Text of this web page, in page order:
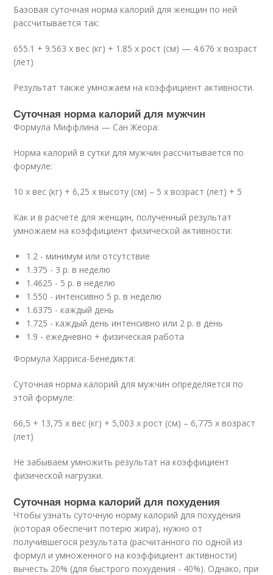
Базовая суточная норма калорий для женщин по ней
рассчитывается так:
655.1 + 9.563 х вес (кг) + 1.85 х рост (см) — 4.676 х возраст
(лет)
Результат также умножаем на коэффициент активности.
Суточная норма калорий для мужчин
Формула Миффлина — Сан Жеора:
Норма калорий в сутки для мужчин рассчитывается по
формуле:
10 х вес (кг) + 6,25 х высоту (см) – 5 х возраст (лет) + 5
Как и в расчете для женщин, полученный результат
умножаем на коэффициент физической активности:
1.2 - минимум или отсутствие
1.375 - 3 р. в неделю
1.4625 - 5 р. в неделю
1.550 - интенсивно 5 р. в неделю
1.6375 - каждый день
1.725 - каждый день интенсивно или 2 р. в день
1.9 - ежедневно + физическая работа
Формула Харриса-Бенедикта:
Суточная норма калорий для мужчин определяется по
этой формуле:
66,5 + 13,75 х вес (кг) + 5,003 х рост (см) – 6,775 х возраст
(лет)
Не забываем умножить результат на коэффициент
физической нагрузки.
Суточная норма калорий для похудения
Чтобы узнать суточную норму калорий для похудения
(которая обеспечит потерю жира), нужно от
получившегося результата (расчитанного по одной из
формул и умноженного на коэффициент активности)
вычесть 20% (для быстрого похудения - 40%). Однако, при